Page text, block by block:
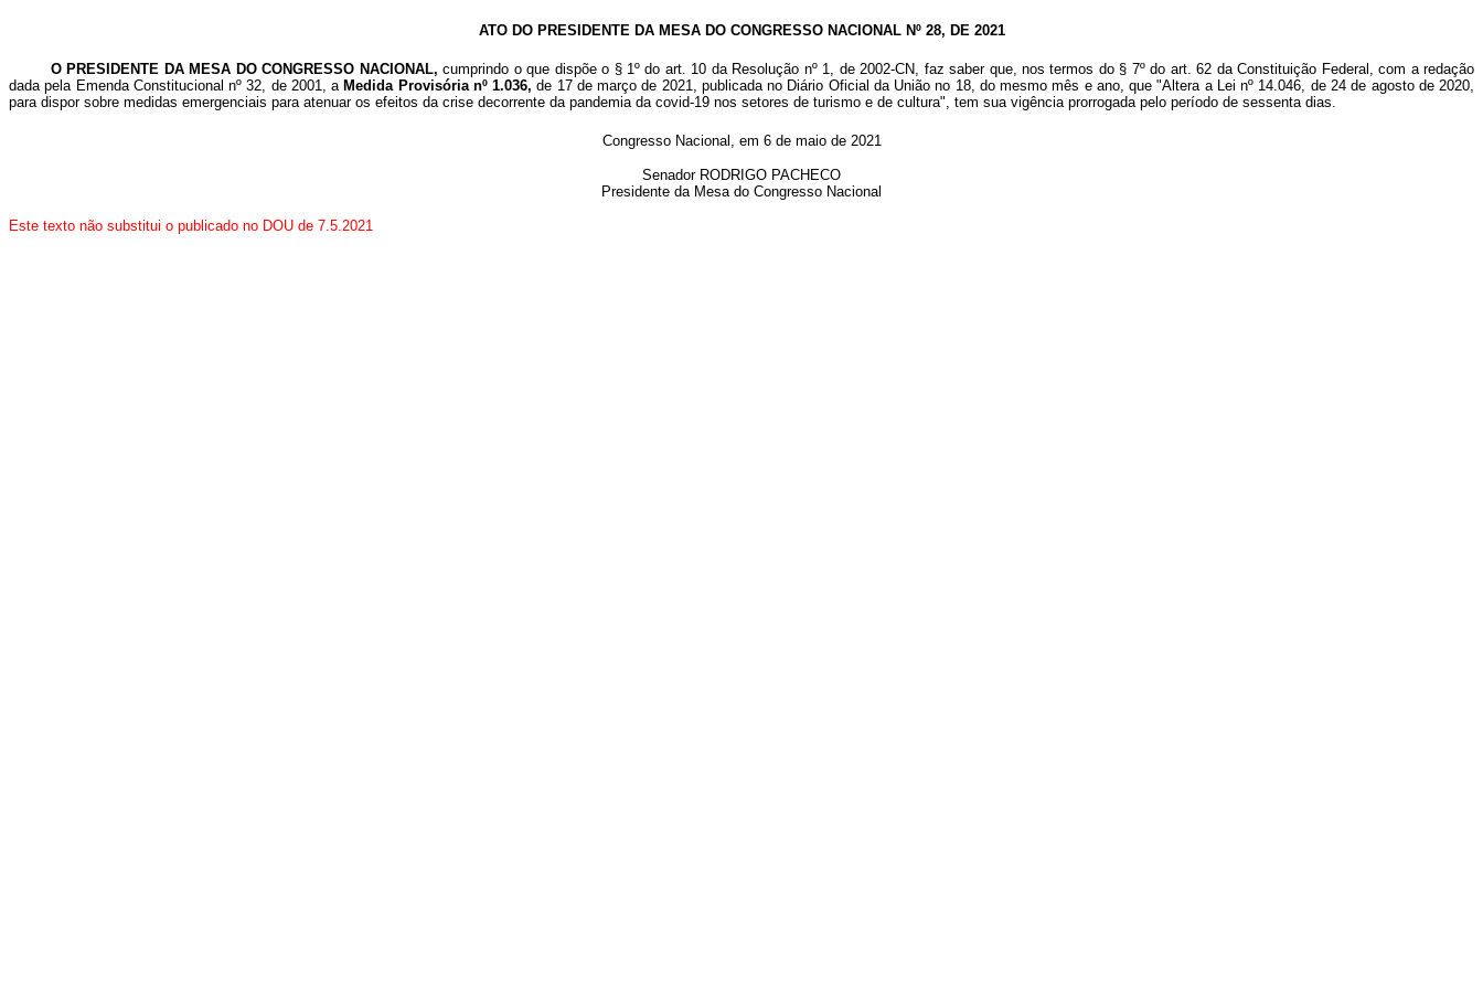
ATO DO PRESIDENTE DA MESA DO CONGRESSO NACIONAL Nº 28, DE 2021
O PRESIDENTE DA MESA DO CONGRESSO NACIONAL,cumprindo o que dispõe o § 1º do art. 10 da Resolução nº 1, de 2002-CN, faz saber que, nos termos do § 7º do art. 62 da Constituição Federal, com a redação
dada pela Emenda Constitucional nº 32, de 2001, a Medida Provisória nº 1.036, de 17 de março de 2021, publicada no Diário Oficial da União no 18, do mesmo mês e ano, que "Altera a Lei nº 14.046, de 24 de agosto de 2020,
para dispor sobre medidas emergenciais para atenuar os efeitos da crise decorrente da pandemia da covid-19 nos setores de turismo e de cultura", tem sua vigência prorrogada pelo período de sessenta dias.
Congresso Nacional, em 6 de maio de 2021
Senador RODRIGO PACHECO
Presidente da Mesa do Congresso Nacional
Este texto não substitui o publicado no DOU de 7.5.2021